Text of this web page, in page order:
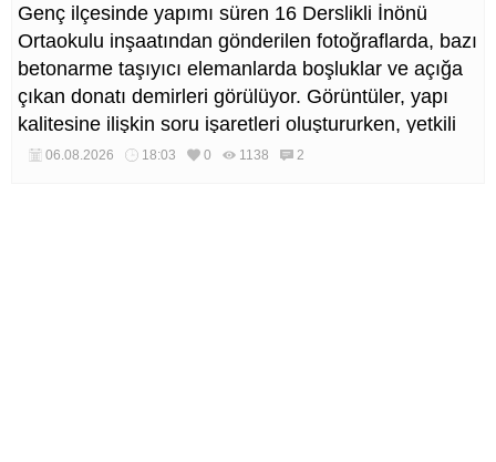
Genç ilçesinde yapımı süren 16 Derslikli İnönü
Ortaokulu inşaatından gönderilen fotoğraflarda, bazı
betonarme taşıyıcı elemanlarda boşluklar ve açığa
çıkan donatı demirleri görülüyor. Görüntüler, yapı
kalitesine ilişkin soru işaretleri oluştururken, yetkili
kurumların teknik inceleme yapması çağrısı yapıldı.
06.08.2026 18:03 0 1138 2